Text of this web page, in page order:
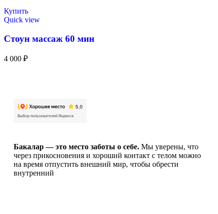
Купить
Quick view
Стоун массаж 60 мин
4 000 ₽
Бакалар — это место заботы о себе. Мы уверены, что
через прикосновения и хороший контакт с телом можно
на время отпустить внешний мир, чтобы обрести
внутренний